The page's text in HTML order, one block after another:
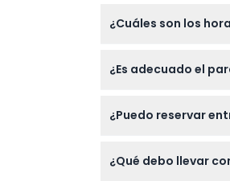
¿Cuáles son los
por lo que es mejor
¿Es adecuado el
entran gratis con
¿Puedo reservar
¿Qué debo llevar